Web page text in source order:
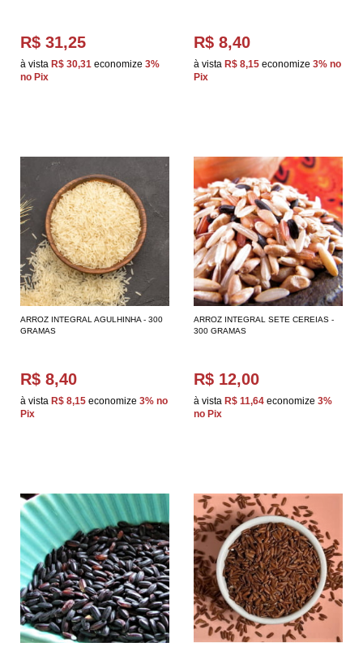
R$ 31,25
à vista R$ 30,31 economize 3%
no Pix
R$ 8,40
à vista R$ 8,15 economize 3% no
Pix
ARROZ INTEGRAL AGULHINHA - 300
GRAMAS
R$ 8,40
à vista R$ 8,15 economize 3% no
Pix
ARROZ INTEGRAL SETE CEREIAS -
300 GRAMAS
R$ 12,00
à vista R$ 11,64 economize 3%
no Pix